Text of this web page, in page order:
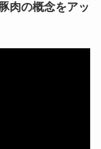
肉の概念をアッ